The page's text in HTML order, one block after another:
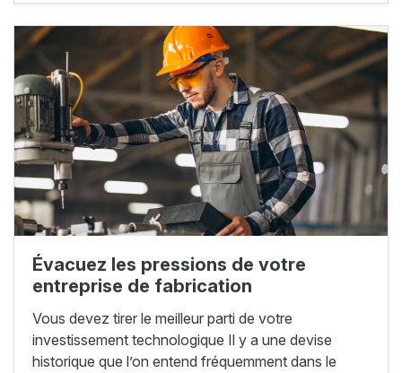
Évacuez les pressions de votre
entreprise de fabrication
Vous devez tirer le meilleur parti de votre
investissement technologique Il y a une devise
historique que l’on entend fréquemment dans le